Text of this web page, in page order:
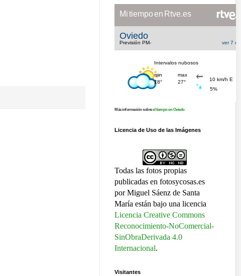
Más información sobreel tiempo en Oviedo
Licencia de Uso de las Imágenes
Todas las fotos propias
publicadas en fotosycosas.es
por Miguel Sáenz de Santa
María están bajo una licencia
Licencia Creative Commons
Reconocimiento-NoComercial-
SinObraDerivada 4.0
Internacional.
Visitantes